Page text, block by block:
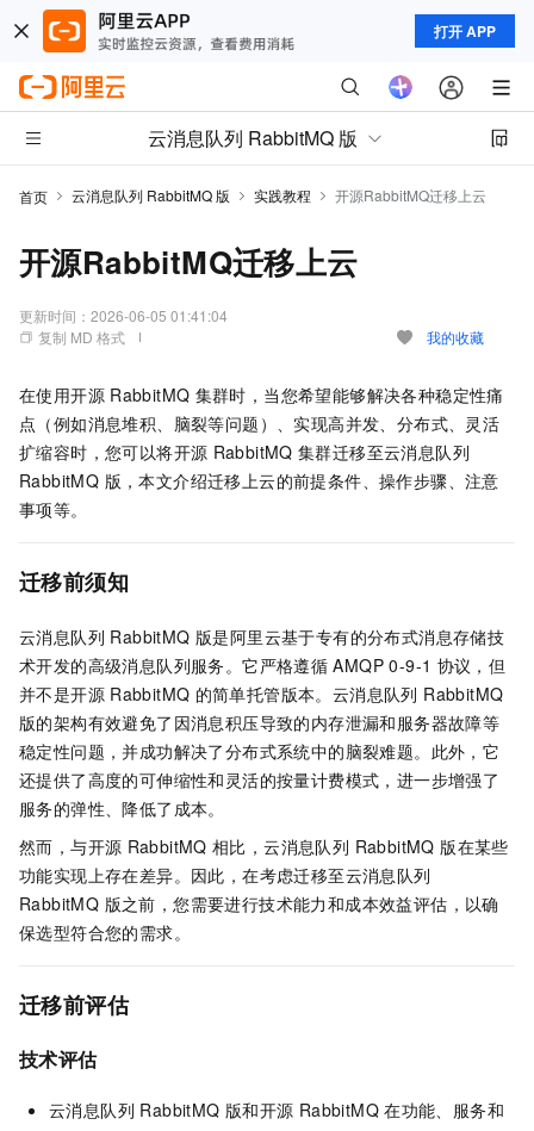
打开 APP
云消息队列 RabbitMQ 版
首页 云消息队列 RabbitMQ 版 实践教程 开源RabbitMQ迁移上云
开源RabbitMQ迁移上云
更新时间： 2026-06-05 01:41:04
复制 MD 格式
我的收藏
在使用开源 RabbitMQ 集群时，当您希望能够解决各种稳定性痛
点（例如消息堆积、脑裂等问题）、实现高并发、分布式、灵活
扩缩容时，您可以将开源 RabbitMQ 集群迁移至云消息队列
RabbitMQ 版 ，本文介绍迁移上云的前提条件、操作步骤、注意
事项等。
迁移前须知
云消息队列 RabbitMQ 版是阿里云基于专有的分布式消息存储技
术开发的高级消息队列服务。它严格遵循 AMQP 0-9-1 协议，但
并不是开源 RabbitMQ 的简单托管版本。 云消息队列 RabbitMQ
版的架构有效避免了因消息积压导致的内存泄漏和服务器故障等
稳定性问题，并成功解决了分布式系统中的脑裂难题。此外，它
还提供了高度的可伸缩性和灵活的按量计费模式，进一步增强了
服务的弹性、降低了成本。
然而，与开源 RabbitMQ 相比，云消息队列 RabbitMQ 版在某些
功能实现上存在差异。因此，在考虑迁移至云消息队列
RabbitMQ 版之前，您需要进行技术能力和成本效益评估，以确
保选型符合您的需求。
迁移前评估
技术评估
云消息队列 RabbitMQ 版和开源 RabbitMQ 在功能、服务和